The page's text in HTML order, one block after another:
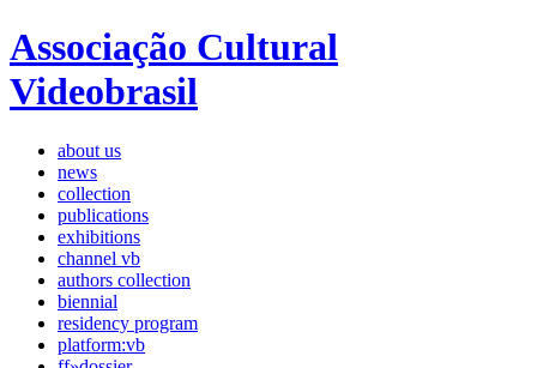
Associação Cultural
Videobrasil
about us
news
collection
publications
exhibitions
channel vb
authors collection
biennial
residency program
platform:vb